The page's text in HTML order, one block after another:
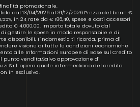
promozionale.
dal 13/04/2026 al 31/12/2026:Prezzo del bene €
in 24 rate da € 186,40, spese e costi accessori
€ 4.000,00. Importo totale dovuto dal
di gestire le spese in modo responsabile e di
disponibili, Findomestic ti ricorda, prima di
visione di tutte le condizioni economiche
alle Informazioni Europee di Base sul Credito
punto vendita.Salvo approvazione di
S.r.l. opera quale intermediario del credito
in esclusiva.